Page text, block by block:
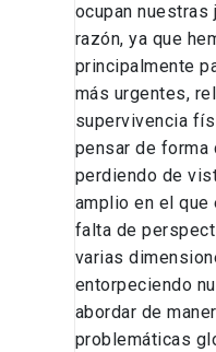
ocupan nuestras
razón, ya que
principalmente
más urgentes,
supervivencia
pensar de forma
perdiendo de
amplio en el
falta de
varias
entorpeciendo
abordar de
problemáticas